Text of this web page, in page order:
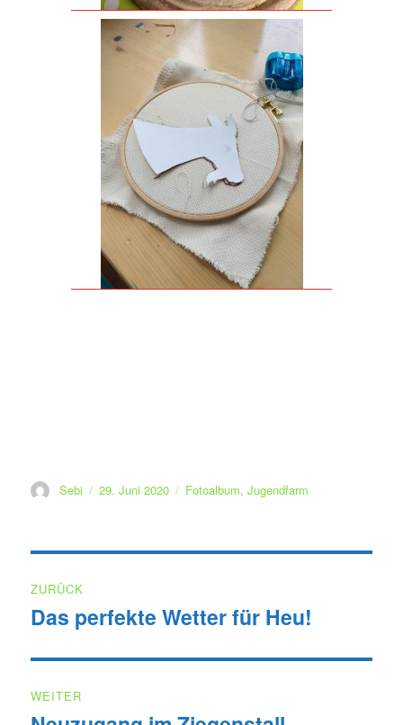
Autor
Sebi
Veröffentlicht
29. Juni 2020 Kategorien
Fotoalbum,Jugendfarm
ZURÜCK
Vorheriger
Das perfekte Wetter für Heu!
WEITER